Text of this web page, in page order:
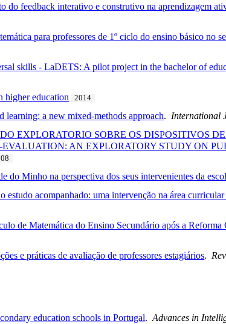
feedback interativo e construtivo na aprendizagem
para professores de 1º ciclo do ensino básico no
skills - LaDETS: A pilot project in the bachelor of
higher education 2014
learning: a new mixed-methods approach. International
EXPLORATORIO SOBRE OS DISPOSITIVOS
AN EXPLORATORY STUDY ON
do Minho na perspectiva dos seus intervenientes da
acompanhado: uma intervenção na área
de Matemática do Ensino Secundário após a
e práticas de avaliação de professores estagiários.
education schools in Portugal.Advances in